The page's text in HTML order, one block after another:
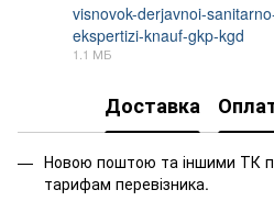
visnovok-derjavnoi-
ekspertizi-knauf-gkp-kgd
1.1 МБ
Доставка
Новою поштою та іншими ТК
тарифам перевізника.